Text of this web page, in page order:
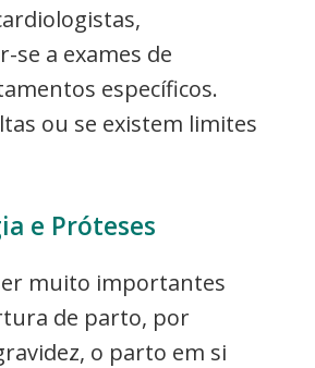
a exames de
específicos.
ou se existem limites
e Próteses
muito importantes
de parto, por
o parto em si